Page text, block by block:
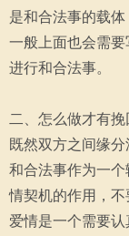
是和合法事的载
一般上面也会需
进行和合法事。
二、怎么做才有挽
既然双方之间缘
和合法事作为一
情契机的作用，不
爱情是一个需要